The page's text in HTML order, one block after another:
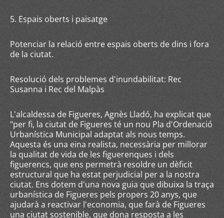
5. Espais oberts i paisatge
Potenciar la relació entre espais oberts de dins i fora
de la ciutat.
Resolució dels problemes d'inundabilitat: Rec
Susanna i Rec del Malpàs
L'alcaldessa de Figueres, Agnès Lladó, ha explicat que
"per fi, la ciutat de Figueres té un nou Pla d'Ordenació
Urbanística Municipal adaptat als nous temps.
Aquesta és una eina realista, necessària per millorar
la qualitat de vida de les figuerenques i dels
figuerencs, que ens permetrà resoldre un dèficit
estructural que ha estat perjudicial per a la nostra
ciutat. Ens dotem d'una nova guia que dibuixa la traça
urbanística de Figueres pels propers 20 anys, que
ajudarà a reactivar l'economia, que farà de Figueres
una ciutat sostenible, que dona resposta a les